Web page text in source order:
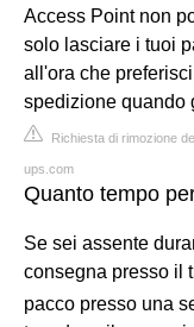
Access Point non
solo lasciare i tuoi
all'ora che
spedizione quando
Richiesta di rimozione
ups.com
Quanto tempo
Se sei assente
consegna presso il
pacco presso una